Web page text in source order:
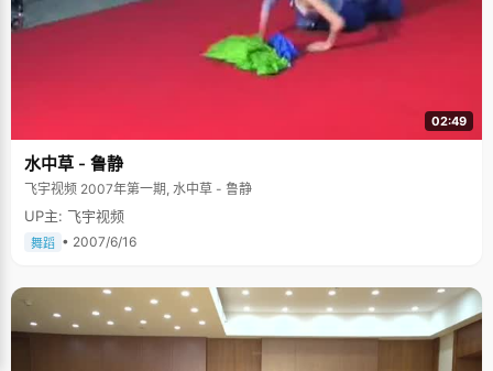
02:49
水中草 - 鲁静
飞宇视频 2007年第一期, 水中草 - 鲁静
UP主: 飞宇视频
舞蹈 • 2007/6/16